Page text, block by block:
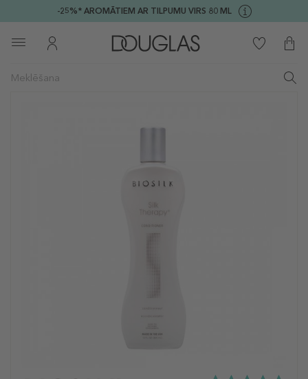
-25%* AROMĀTIEM AR TILPUMU VIRS 80 ML